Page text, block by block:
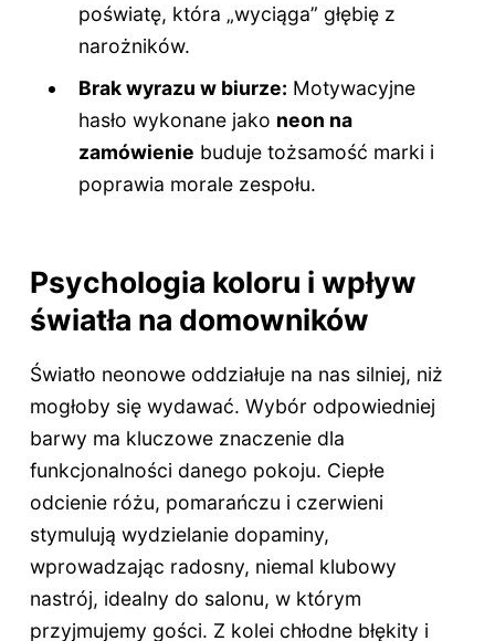
poświatę, która „wyciąga” głębię z
narożników.
Brak wyrazu w biurze: Motywacyjne
hasło wykonane jako neon na
zamówienie buduje tożsamość marki i
poprawia morale zespołu.
Psychologia koloru i wpływ
światła na domowników
Światło neonowe oddziałuje na nas silniej, niż
mogłoby się wydawać. Wybór odpowiedniej
barwy ma kluczowe znaczenie dla
funkcjonalności danego pokoju. Ciepłe
odcienie różu, pomarańczu i czerwieni
stymulują wydzielanie dopaminy,
wprowadzając radosny, niemal klubowy
nastrój, idealny do salonu, w którym
przyjmujemy gości. Z kolei chłodne błękity i